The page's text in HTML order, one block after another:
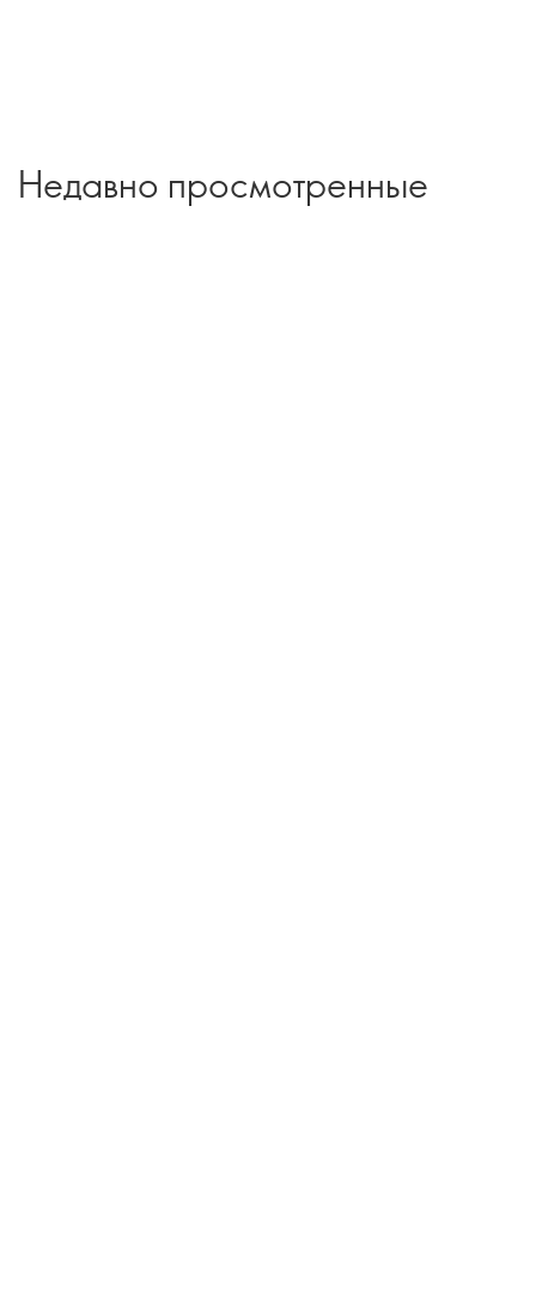
Недавно просмотренные